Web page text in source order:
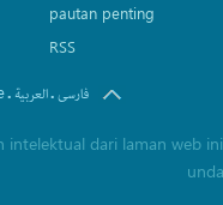
pautan penting
RSS
. العربیة.فارسی
intelektual dari laman web